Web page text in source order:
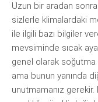
Uzun bir aradan
sizlerle klimalardaki
ile ilgili bazı bilgiler
mevsiminde sıcak
genel olarak soğutma
ama bunun yanında
unutmamanız